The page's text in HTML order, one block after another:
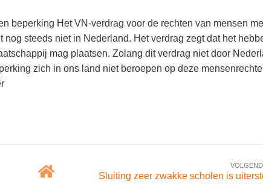
beperking Het VN-verdrag voor de rechten van mensen
steeds niet in Nederland. Het verdrag zegt dat het
mag plaatsen. Zolang dit verdrag niet door
zich in ons land niet beroepen op deze
Sluiting zeer zwakke scholen is